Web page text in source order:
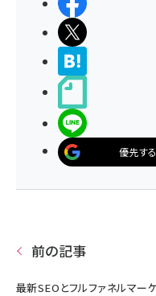
優先す
前の記事
最新SEOとフルファネルマー